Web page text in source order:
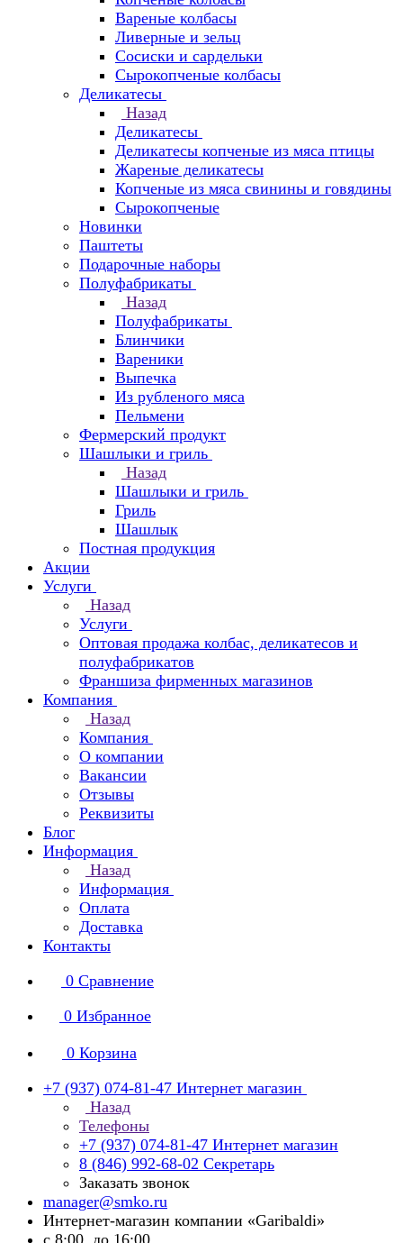
Вареные колбасы
Ливерные и зельц
Сосиски и сардельки
Сырокопченые колбасы
Деликатесы
Назад
Деликатесы
Деликатесы копченые из мяса птицы
Жареные деликатесы
Копченые из мяса свинины и говядины
Сырокопченые
Новинки
Паштеты
Подарочные наборы
Полуфабрикаты
Назад
Полуфабрикаты
Блинчики
Вареники
Выпечка
Из рубленого мяса
Пельмени
Фермерский продукт
Шашлыки и гриль
Назад
Шашлыки и гриль
Гриль
Шашлык
Постная продукция
Акции
Услуги
Назад
Услуги
Оптовая продажа колбас, деликатесов и
полуфабрикатов
Франшиза фирменных магазинов
Компания
Назад
Компания
О компании
Вакансии
Отзывы
Реквизиты
Блог
Информация
Назад
Информация
Оплата
Доставка
Контакты
0 Сравнение
0 Избранное
0 Корзина
+7 (937) 074-81-47 Интернет магазин
Назад
Телефоны
+7 (937) 074-81-47 Интернет магазин
8 (846) 992-68-02 Секретарь
Заказать звонок
manager@smko.ru
Интернет-магазин компании «Garibaldi»
с 8:00 до 16:00